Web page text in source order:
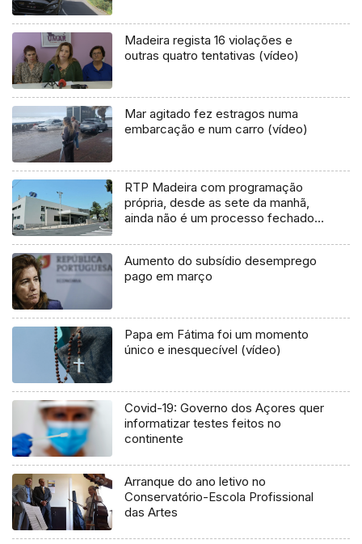
Madeira regista 16 violações e
outras quatro tentativas (vídeo)
Mar agitado fez estragos numa
embarcação e num carro (vídeo)
RTP Madeira com programação
própria, desde as sete da manhã,
ainda não é um processo fechado
Aumento do subsídio desemprego
pago em março
Papa em Fátima foi um momento
único e inesquecível (vídeo)
Covid-19: Governo dos Açores quer
informatizar testes feitos no
continente
Arranque do ano letivo no
Conservatório-Escola Profissional
das Artes